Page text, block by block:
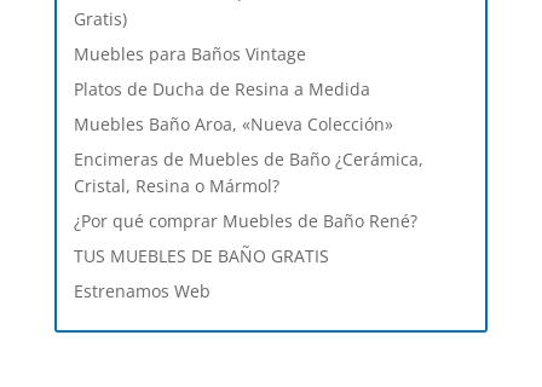
Gratis)
Muebles para Baños Vintage
Platos de Ducha de Resina a Medida
Muebles Baño Aroa, «Nueva Colección»
Encimeras de Muebles de Baño ¿Cerámica,
Cristal, Resina o Mármol?
¿Por qué comprar Muebles de Baño René?
TUS MUEBLES DE BAÑO GRATIS
Estrenamos Web